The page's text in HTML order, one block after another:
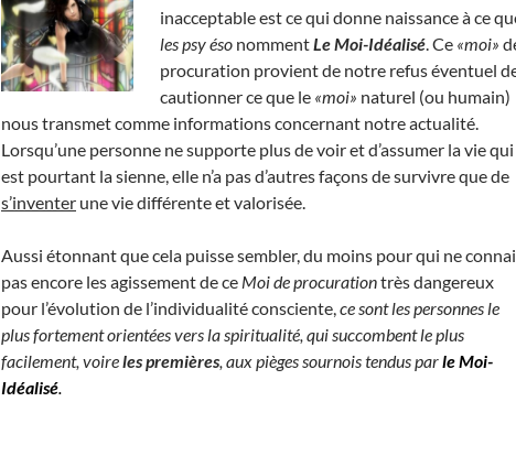
inacceptable est ce qui donne naissance à ce
les psy éso nommentLe Moi-Idéalisé. Ce «moi»
procuration provient de notre refus éventuel
cautionner ce que le «moi» naturel (ou humain)
nous transmet comme informations concernant notre actualité.
Lorsqu’une personne ne supporte plus de voir et d’assumer la vie qui
est pourtant la sienne, elle n’a pas d’autres façons de survivre que de
s’inventer une vie différente et valorisée.
Aussi étonnant que cela puisse sembler, du moins pour qui ne
pas encore les agissement de ce Moi de procurationtrès dangereux
pour l’évolution de l’individualité consciente,ce sont les personnes le
plus fortement orientées vers la spiritualité, qui succombent le plus
facilement, voireles premières, aux pièges sournois tendus parle Moi-
Idéalisé.